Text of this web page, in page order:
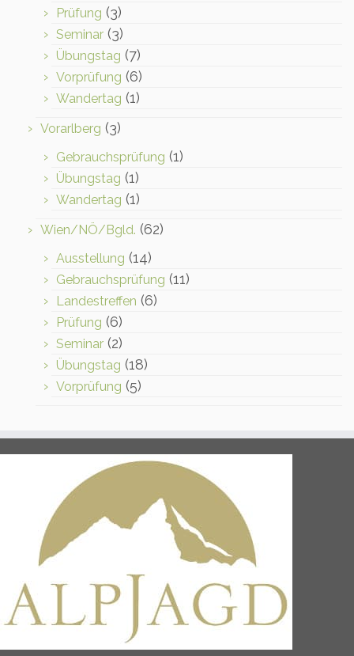
Prüfung (3)
Seminar (3)
Übungstag (7)
Vorprüfung (6)
Wandertag (1)
Vorarlberg (3)
Gebrauchsprüfung (1)
Übungstag (1)
Wandertag (1)
Wien/NÖ/Bgld. (62)
Ausstellung (14)
Gebrauchsprüfung (11)
Landestreffen (6)
Prüfung (6)
Seminar (2)
Übungstag (18)
Vorprüfung (5)